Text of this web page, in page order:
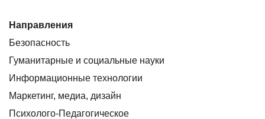
Направления
Безопасность
Гуманитарные и социальные науки
Информационные технологии
Маркетинг, медиа, дизайн
Психолого-Педагогическое